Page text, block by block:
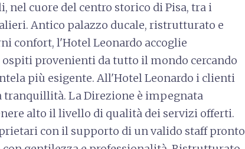
nel cuore del centro storico di Pisa, tra i
Antico palazzo ducale, ristrutturato e
confort, l'Hotel Leonardo accoglie
provenienti da tutto il mondo cercando
più esigente. All'Hotel Leonardo i clienti
La Direzione è impegnata
alto il livello di qualità dei servizi offerti.
con il supporto di un valido staff pronto